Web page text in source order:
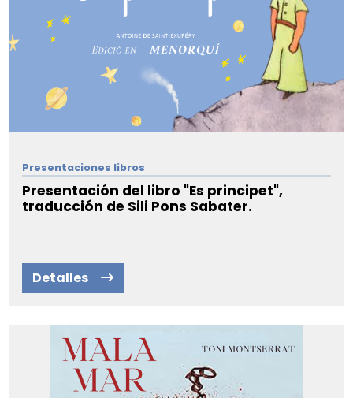
Detalles
Presentaciones libros
Presentación del libro "Es principet",
traducción de Sili Pons Sabater.